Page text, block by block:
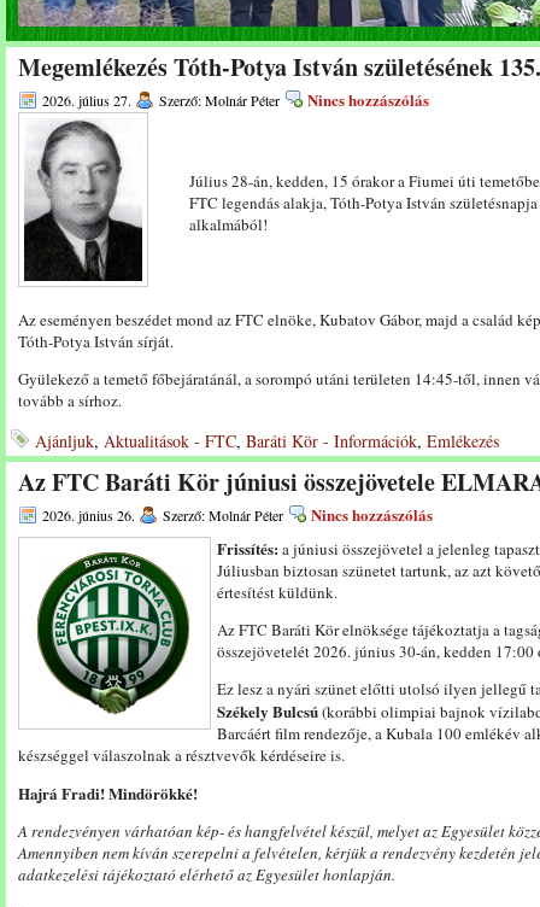
Megemlékezés Tóth-Potya István születésének
2026. július 27. Szerző: Molnár Péter Nincs hozzászólás
Július 28-án, kedden, 15 órakor a Fiumei úti
FTC legendás alakja, Tóth-Potya István
alkalmából!
Az eseményen beszédet mond az FTC elnöke, Kubatov Gábor, majd a család
Tóth-Potya István sírját.
Gyülekező a temető főbejáratánál, a sorompó utáni területen 14:45-től, innen
tovább a sírhoz.
Ajánljuk, Aktualitások - FTC, Baráti Kör - Információk, Emlékezés
Az FTC Baráti Kör júniusi összejövetele
2026. június 26. Szerző: Molnár Péter
Nincs hozzászólás
Frissítés: a júniusi összejövetel a jelenleg
Júliusban biztosan szünetet tartunk, az azt
értesítést küldünk.
Az FTC Baráti Kör elnöksége tájékoztatja a
összejövetelét 2026. június 30-án, kedden
Ez lesz a nyári szünet előtti utolsó ilyen jellegű
Székely Bulcsú(korábbi olimpiai bajnok
Barcáért film rendezője, a Kubala 100 emlékév
készséggel válaszolnak a résztvevők kérdéseire is.
Hajrá Fradi! Mindörökké!
A rendezvényen várhatóan kép- és hangfelvétel készül, melyet az Egyesület
Amennyiben nem kíván szerepelni a felvételen, kérjük a rendezvény kezdetén
adatkezelési tájékoztató elérhető az Egyesület honlapján.